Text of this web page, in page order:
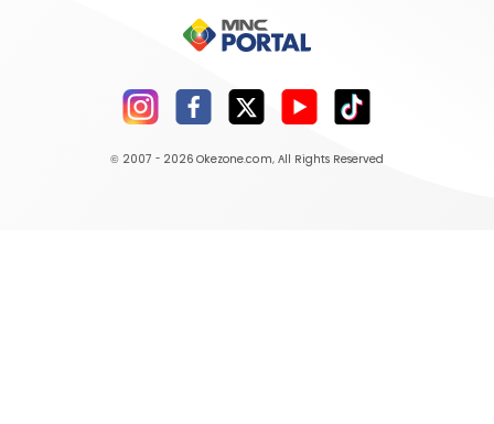
© 2007 - 2026 Okezone.com, All Rights Reserved